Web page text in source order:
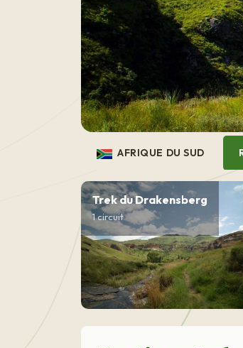
AFRIQUE DU SUD
Trek du Drakensberg
1 circuit